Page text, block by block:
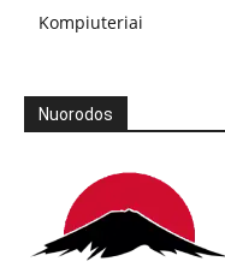
Kompiuteriai
Nuorodos